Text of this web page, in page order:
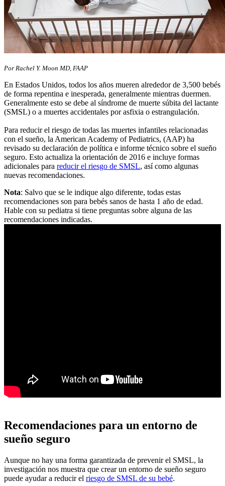
​Por Rachel Y. Moon MD, FAAP
En Estados Unidos, todos los años mueren alrededor de 3,500 bebés
de forma repentina e inesperada, generalmente mientras duermen.
Generalmente esto se debe al síndrome de muerte súbita del lactante
(SMSL) o a muertes accidentales por asfixia o estrangulación.
Para reducir el riesgo de todas las muertes infantiles relacionadas
con el sueño, la American Academy of Pediatrics, (AAP) ha
revisado su declaración de política e informe técnico sobre el sueño
seguro. Esto actualiza la orientación de 2016 e incluye formas
adicionales para reducir el riesgo de SMSL, así como algunas
nuevas recomendaciones.
Nota: Salvo que se le indique algo diferente, todas estas
recomendaciones son para bebés sanos de hasta 1 año de edad.
Hable con su pediatra si tiene preguntas sobre alguna de las
recomendaciones indicadas.
Recomendaciones para un entorno de
sueño seguro
Aunque no hay una forma garantizada de prevenir el SMSL, la
investigación nos muestra que crear un entorno de sueño seguro
puede ayudar a reducir el riesgo de SMSL de su bebé.